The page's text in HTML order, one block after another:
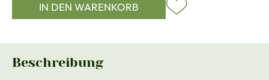
IN DEN WARENKORB
Beschreibung